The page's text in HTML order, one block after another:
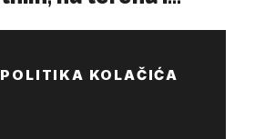
POLITIKA KOLAČIĆA